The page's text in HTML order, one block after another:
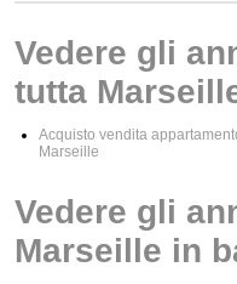
Vedere gli
tutta
Acquisto vendita
Marseille
Vedere gli
Marseille in